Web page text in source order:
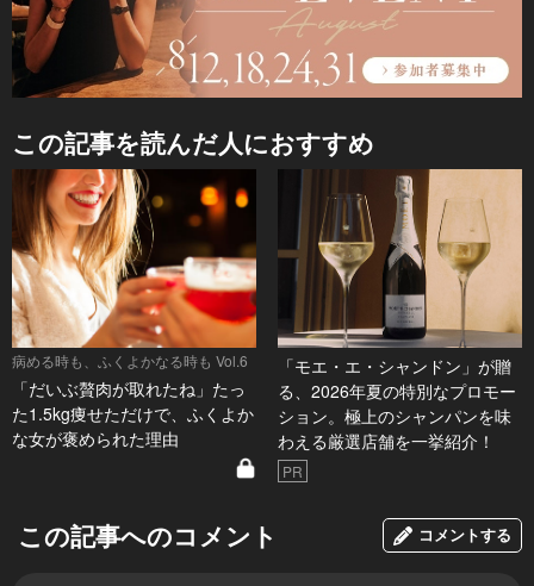
この記事を読んだ人におすすめ
病める時も、ふくよかなる時も Vol.6
「だいぶ贅肉が取れたね」たっ
た1.5kg痩せただけで、ふくよか
な女が褒められた理由
「モエ・エ・シャンドン」が贈
る、2026年夏の特別なプロモー
ション。極上のシャンパンを味
わえる厳選店舗を一挙紹介！
PR
この記事へのコメント コメントする